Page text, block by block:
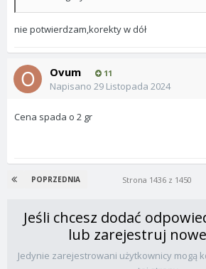
nie potwierdzam,korekty w dół
Ovum 11
Napisano 29 Listopada 2024
Cena spada o 2 gr
POPRZEDNIA Strona 1436 z 1450
Jeśli chcesz dodać
lub zarejestruj
Jedynie zarejestrowani użytkownicy mogą